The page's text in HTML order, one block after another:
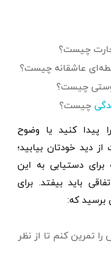
چیست؟
عاشقانه چیست؟
چیست؟
چیست؟
پیدا کنید یا وضوح
دید خودتان بیابید؛
دستیابی به این
باید بیفتد. برای
برسید که:
تمرین کنم تا از نظر